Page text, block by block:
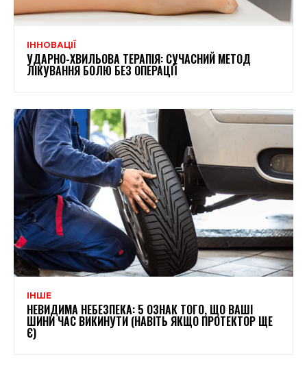
ІННОВАЦІЇ
УДАРНО-ХВИЛЬОВА ТЕРАПІЯ: СУЧАСНИЙ МЕТОД
ЛІКУВАННЯ БОЛЮ БЕЗ ОПЕРАЦІЇ
ІНШЕ
НЕВИДИМА НЕБЕЗПЕКА: 5 ОЗНАК ТОГО, ЩО ВАШІ
ШИНИ ЧАС ВИКИНУТИ (НАВІТЬ ЯКЩО ПРОТЕКТОР ЩЕ
Є)